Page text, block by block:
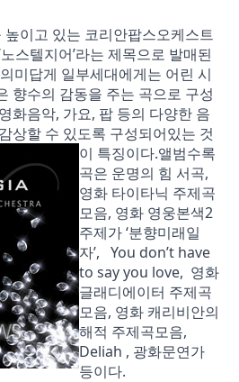
이고 있는 코리안팝스오케스트
스텔지어’라는 제목으로 발매된
미답게 일부세대에게는 어린 시
향수의 감동을 주는 곡으로 구성
화음악, 가요, 팝 등의 다양한 음
상할 수 있도록 구성되어있는 것
이 특징이다.앨범수록
곡은 운명의 힘 서곡,
영화 타이타닉 주제곡
모음, 영화 영웅본색2
주제가 ‘분향미래일
자’, You don’t have
to say you love, 영화
글래디에이터 주제곡
모음, 영화 캐리비안의
해적 주제곡모음,
Deliah , 광화문연가
등이다.